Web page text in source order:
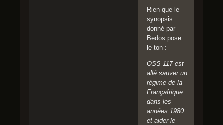
Rien que le
synopsis
donné par
Bedos pose
le ton :
OSS 117 est
allé sauver un
régime de la
Françafrique
dans les
années 1980
et aider le